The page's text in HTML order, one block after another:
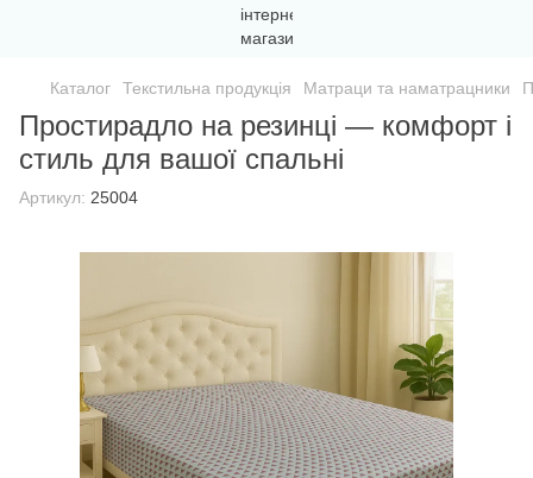
Каталог Текстильна продукція Матраци та наматрацники
Простирадло на резинці — комфорт і
стиль для вашої спальні
Артикул: 25004